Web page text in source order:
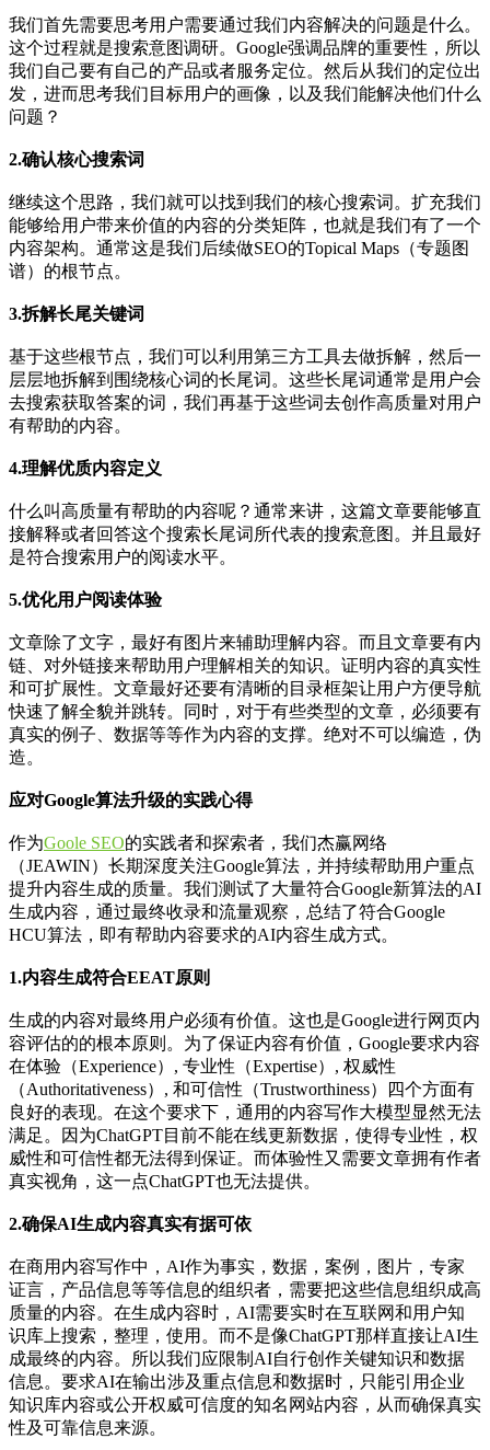
我们首先需要思考用户需要通过我们内容解决的问题是什么。
这个过程就是搜索意图调研。Google强调品牌的重要性，所以
我们自己要有自己的产品或者服务定位。然后从我们的定位出
发，进而思考我们目标用户的画像，以及我们能解决他们什么
问题？
2.确认核心搜索词
继续这个思路，我们就可以找到我们的核心搜索词。扩充我们
能够给用户带来价值的内容的分类矩阵，也就是我们有了一个
内容架构。通常这是我们后续做SEO的Topical Maps（专题图
谱）的根节点。
3.拆解长尾关键词
基于这些根节点，我们可以利用第三方工具去做拆解，然后一
层层地拆解到围绕核心词的长尾词。这些长尾词通常是用户会
去搜索获取答案的词，我们再基于这些词去创作高质量对用户
有帮助的内容。
4.理解优质内容定义
什么叫高质量有帮助的内容呢？通常来讲，这篇文章要能够直
接解释或者回答这个搜索长尾词所代表的搜索意图。并且最好
是符合搜索用户的阅读水平。
5.优化用户阅读体验
文章除了文字，最好有图片来辅助理解内容。而且文章要有内
链、对外链接来帮助用户理解相关的知识。证明内容的真实性
和可扩展性。文章最好还要有清晰的目录框架让用户方便导航
快速了解全貌并跳转。同时，对于有些类型的文章，必须要有
真实的例子、数据等等作为内容的支撑。绝对不可以编造，伪
造。
应对Google算法升级的实践心得
作为Goole SEO的实践者和探索者，我们杰赢网络
（JEAWIN）长期深度关注Google算法，并持续帮助用户重点
提升内容生成的质量。我们测试了大量符合Google新算法的AI
生成内容，通过最终收录和流量观察，总结了符合Google
HCU算法，即有帮助内容要求的AI内容生成方式。
1.内容生成符合EEAT原则
生成的内容对最终用户必须有价值。这也是Google进行网页内
容评估的的根本原则。为了保证内容有价值，Google要求内容
在体验（Experience）, 专业性（Expertise）, 权威性
（Authoritativeness）, 和可信性（Trustworthiness）四个方面有
良好的表现。在这个要求下，通用的内容写作大模型显然无法
满足。因为ChatGPT目前不能在线更新数据，使得专业性，权
威性和可信性都无法得到保证。而体验性又需要文章拥有作者
真实视角，这一点ChatGPT也无法提供。
2.确保AI生成内容真实有据可依
在商用内容写作中，AI作为事实，数据，案例，图片，专家
证言，产品信息等等信息的组织者，需要把这些信息组织成高
质量的内容。在生成内容时，AI需要实时在互联网和用户知
识库上搜索，整理，使用。而不是像ChatGPT那样直接让AI生
成最终的内容。所以我们应限制AI自行创作关键知识和数据
信息。要求AI在输出涉及重点信息和数据时，只能引用企业
知识库内容或公开权威可信度的知名网站内容，从而确保真实
性及可靠信息来源。